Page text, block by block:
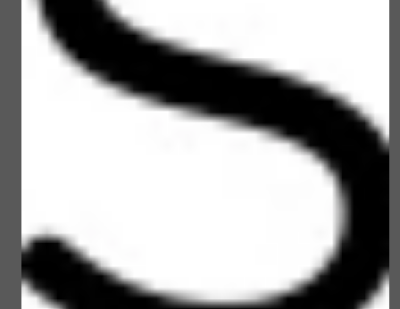
remover 100 ml
€ 15,00
Bekijken
Loveli Sun brush
powder SPF 30
Bekijken